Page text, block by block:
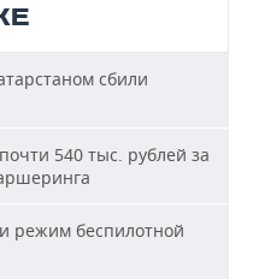
сбили
540 тыс. рублей за
режим беспилотной